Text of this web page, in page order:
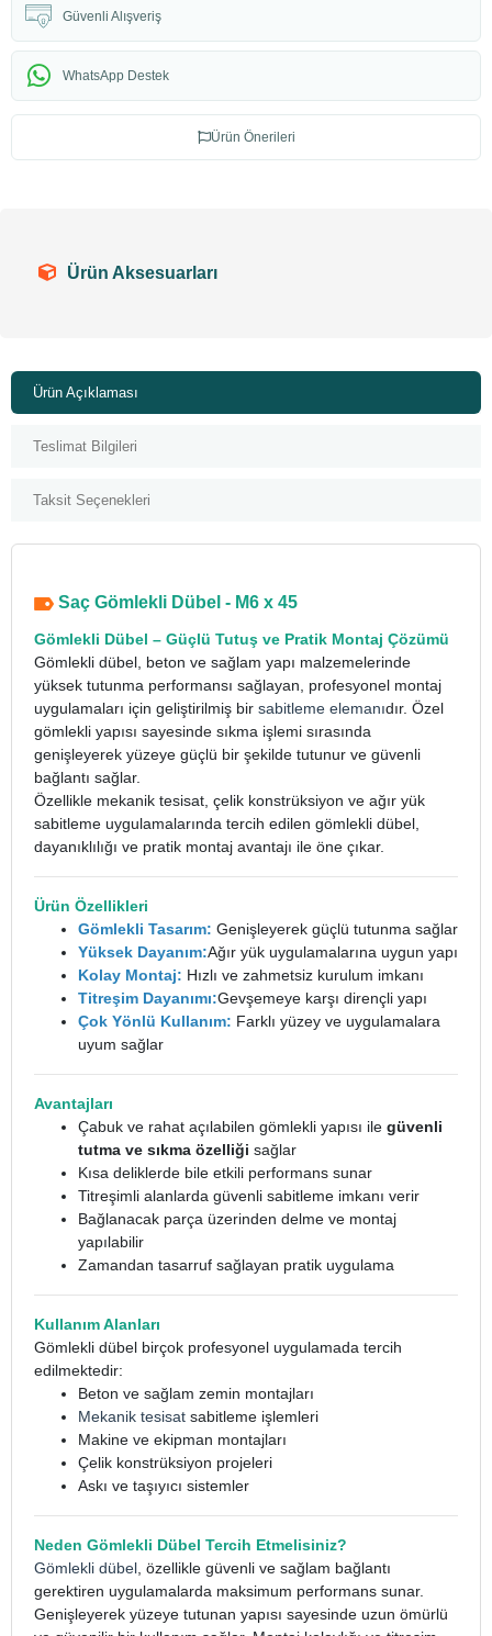
Güvenli Alışveriş
WhatsApp Destek
Ürün Önerileri
Ürün Aksesuarları
Ürün Açıklaması
Teslimat Bilgileri
Taksit Seçenekleri
Saç Gömlekli Dübel - M6 x 45
Gömlekli Dübel – Güçlü Tutuş ve Pratik Montaj Çözümü
Gömlekli dübel, beton ve sağlam yapı malzemelerinde
yüksek tutunma performansı sağlayan, profesyonel montaj
uygulamaları için geliştirilmiş bir sabitleme elemanıdır. Özel
gömlekli yapısı sayesinde sıkma işlemi sırasında
genişleyerek yüzeye güçlü bir şekilde tutunur ve güvenli
bağlantı sağlar.
Özellikle mekanik tesisat, çelik konstrüksiyon ve ağır yük
sabitleme uygulamalarında tercih edilen gömlekli dübel,
dayanıklılığı ve pratik montaj avantajı ile öne çıkar.
Ürün Özellikleri
Gömlekli Tasarım: Genişleyerek güçlü tutunma sağlar
Yüksek Dayanım:Ağır yük uygulamalarına uygun yapı
Kolay Montaj: Hızlı ve zahmetsiz kurulum imkanı
Titreşim Dayanımı:Gevşemeye karşı dirençli yapı
Çok Yönlü Kullanım: Farklı yüzey ve uygulamalara
uyum sağlar
Avantajları
Çabuk ve rahat açılabilen gömlekli yapısı ile güvenli
tutma ve sıkma özelliği sağlar
Kısa deliklerde bile etkili performans sunar
Titreşimli alanlarda güvenli sabitleme imkanı verir
Bağlanacak parça üzerinden delme ve montaj
yapılabilir
Zamandan tasarruf sağlayan pratik uygulama
Kullanım Alanları
Gömlekli dübel birçok profesyonel uygulamada tercih
edilmektedir:
Beton ve sağlam zemin montajları
Mekanik tesisat sabitleme işlemleri
Makine ve ekipman montajları
Çelik konstrüksiyon projeleri
Askı ve taşıyıcı sistemler
Neden Gömlekli Dübel Tercih Etmelisiniz?
Gömlekli dübel , özellikle güvenli ve sağlam bağlantı
gerektiren uygulamalarda maksimum performans sunar.
Genişleyerek yüzeye tutunan yapısı sayesinde uzun ömürlü